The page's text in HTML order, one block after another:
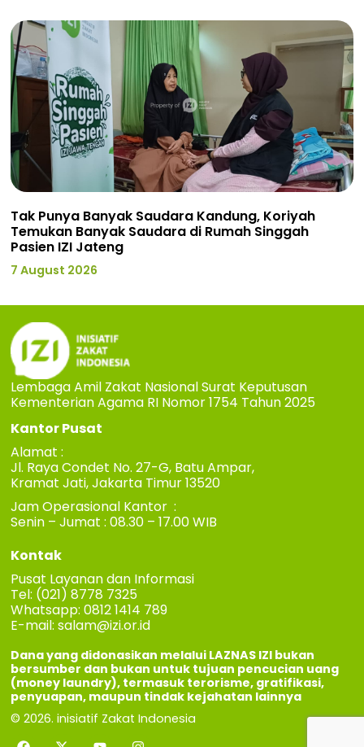
Tak Punya Banyak Saudara Kandung, Koriyah
Temukan Banyak Saudara di Rumah Singgah
Pasien IZI Jateng
7 August 2026
Lembaga Amil Zakat Nasional Surat Keputusan
Kementerian Agama RI Nomor 1754 Tahun 2025
Kantor Pusat
Alamat :
Jl. Raya Condet No. 27-G, Batu Ampar,
Kramat Jati, Jakarta Timur 13520
Jam Operasional Kantor :
Senin – Jumat : 08.30 – 17.00 WIB
Kontak
Pusat Layanan dan Informasi
Tel: (021) 8778 7325
Whatsapp: 0812 1414 789
E-mail:salam@izi.or.id
Dana yang didonasikan melalui LAZNAS IZI bukan
bersumber dan bukan untuk tujuan pencucian uang
(money laundry), termasuk terorisme, gratifikasi,
penyuapan, maupun tindak kejahatan lainnya
© 2026. inisiatif Zakat Indonesia